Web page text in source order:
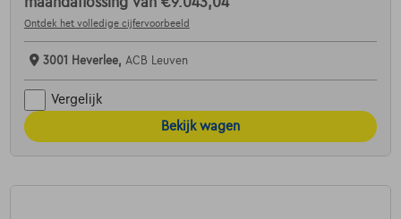
Ontdek het volledige cijfervoorbeeld
3001 Heverlee, ACB Leuven
Vergelijk
Bekijk wagen